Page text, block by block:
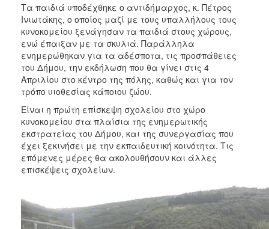
2012
2011
2010
2006
ΔΗΜΟΤΗΣ
ΕΠΙΣΚΕΠΤΗΣ
Τα παιδιά υποδέχθηκε ο αντιδήμαρχος, κ. Πέτρος
Ινιωτάκης, ο οποίος μαζί με τους υπαλλήλους τους
κυνοκομείου ξενάγησαν τα παιδιά στους χώρους,
ενώ έπαιξαν με τα σκυλιά. Παράλληλα
ενημερώθηκαν για τα αδέσποτα, τις προσπάθειες
του Δήμου, την εκδήλωση που θα γίνει στις 4
Απριλίου στο κέντρο της πόλης, καθώς και για τον
τρόπο υιοθεσίας κάποιου ζώου.
Είναι η πρώτη επίσκεψη σχολείου στο χώρο
κυνοκομείου στα πλαίσια της ενημερωτικής
εκστρατείας του Δήμου, και της συνεργασίας που
έχει ξεκινήσει με την εκπαιδευτική κοινότητα. Τις
επόμενες μέρες θα ακολουθήσουν και άλλες
επισκέψεις σχολείων.